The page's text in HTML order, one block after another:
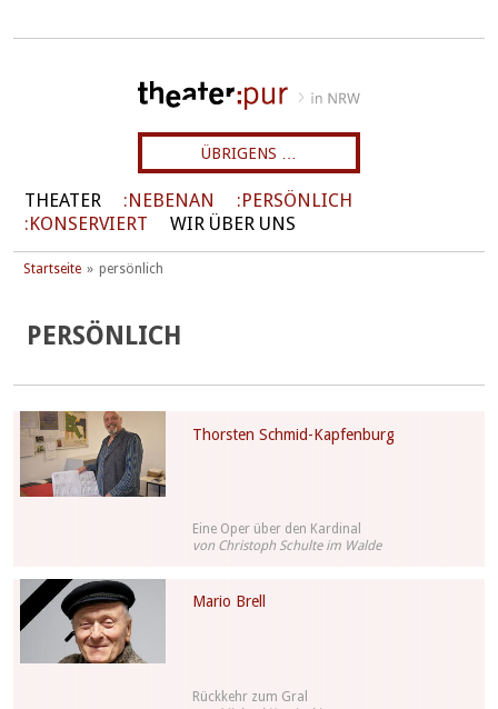
ÜBRIGENS …
THEATER NEBENAN
PERSÖNLICH
KONSERVIERT
WIR ÜBER UNS
Startseite persönlich
PERSÖNLICH
Thorsten Schmid-Kapfenburg
Eine Oper über den Kardinal
von Christoph Schulte im Walde
Mario Brell
Rückkehr zum Gral